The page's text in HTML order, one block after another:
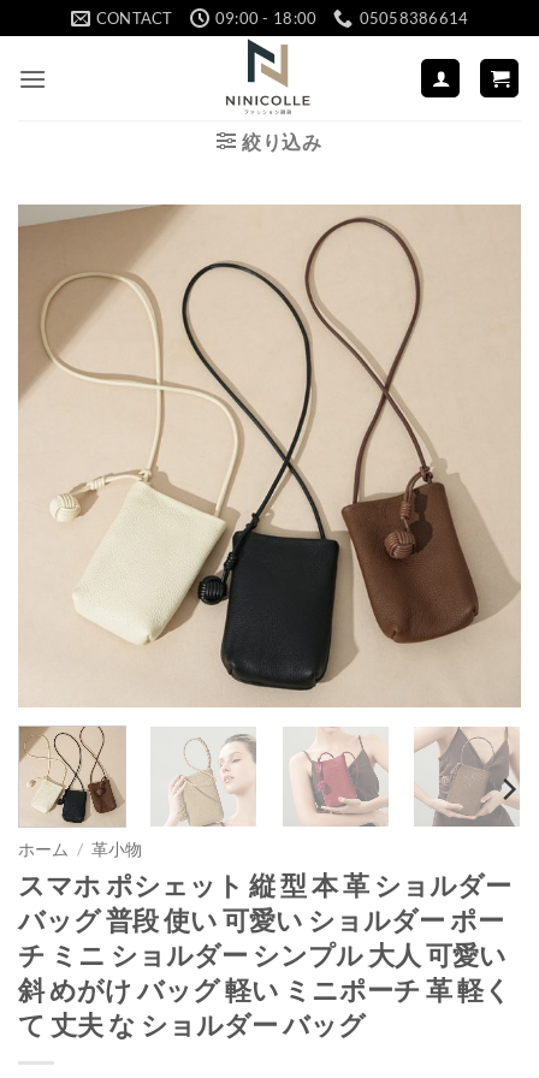
to
content
CONTACT 09:00 - 18:00 05058386614
絞り込み
ホーム / 革小物
スマホ ポシェット 縦 型 本 革 ショルダー
バッグ 普段 使い 可愛い ショルダー ポー
チ ミニ ショルダー シンプル 大人 可愛い
斜 めがけ バッグ 軽い ミニポーチ 革 軽く
て 丈夫 な ショルダー バッグ